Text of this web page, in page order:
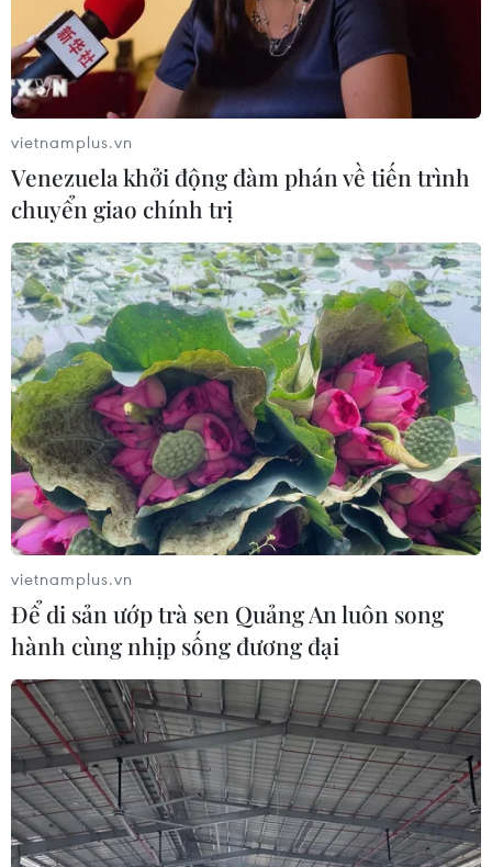
vietnamplus.vn
Venezuela khởi động đàm phán về tiến trình
chuyển giao chính trị
vietnamplus.vn
Để di sản ướp trà sen Quảng An luôn song
hành cùng nhịp sống đương đại